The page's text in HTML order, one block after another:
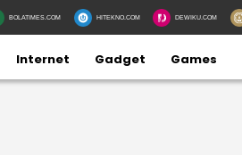
BOLATIMES.COM HITEKNO.COM DEWIKU.COM
Internet Gadget Games